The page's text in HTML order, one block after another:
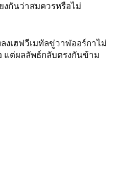
งกันว่าสมควรหรือไม่
งเฮฟวีเมทัลขู่วาฬออร์กาไม่
แต่ผลลัพธ์กลับตรงกันข้าม